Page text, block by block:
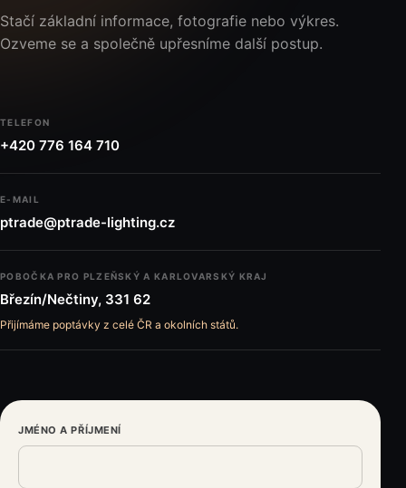
Stačí základní informace, fotografie nebo výkres.
Ozveme se a společně upřesníme další postup.
TELEFON
+420 776 164 710
E-MAIL
ptrade@ptrade-lighting.cz
POBOČKA PRO PLZEŇSKÝ A KARLOVARSKÝ KRAJ
Březín/Nečtiny, 331 62
Přijímáme poptávky z celé ČR a okolních států.
JMÉNO A PŘÍJMENÍ